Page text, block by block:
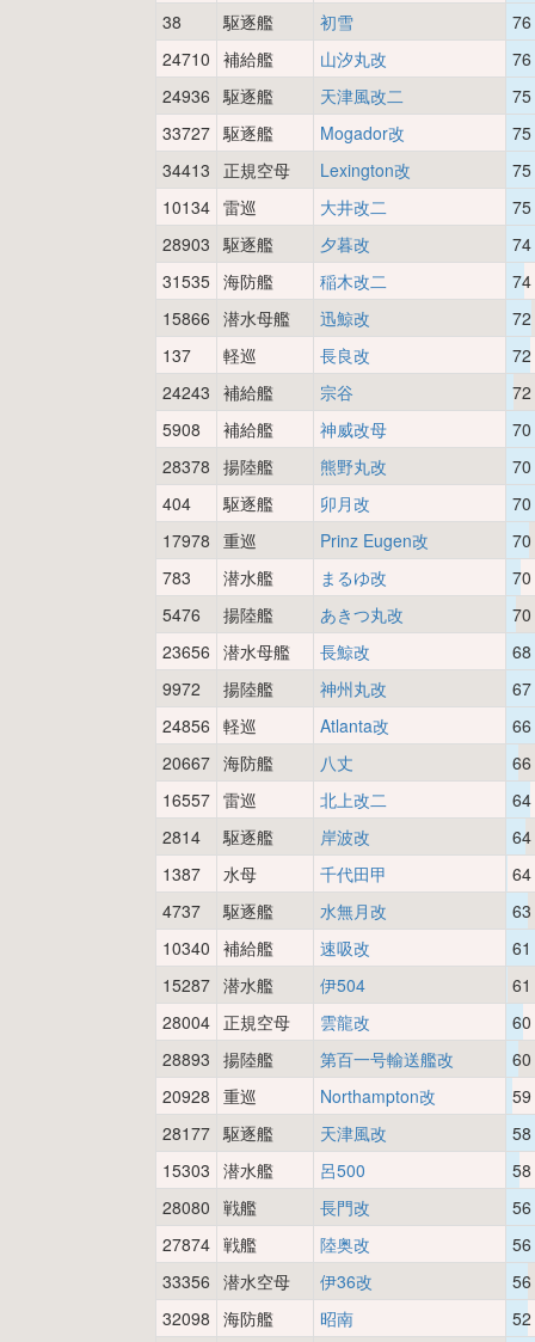
38
駆逐艦 初雪
76
24710 補給艦 山汐丸改
76
24936 駆逐艦 天津風改二
75
33727 駆逐艦 Mogador改
75
34413
正規空母 Lexington改
75
10134 雷巡 大井改二
75
28903 駆逐艦 夕暮改
74
31535 海防艦 稲木改二
74
15866 潜水母艦 迅鯨改
72
137
軽巡 長良改
72
24243 補給艦 宗谷
72
5908
補給艦 神威改母
70
28378 揚陸艦 熊野丸改
70
404
駆逐艦 卯月改
70
17978 重巡 Prinz Eugen改
70
783
潜水艦 まるゆ改
70
5476
揚陸艦 あきつ丸改
70
23656 潜水母艦 長鯨改
68
9972
揚陸艦 神州丸改
67
24856 軽巡 Atlanta改
66
20667 海防艦 八丈
66
16557 雷巡 北上改二
64
2814
駆逐艦 岸波改
64
1387
水母 千代田甲
64
4737
駆逐艦 水無月改
63
10340 補給艦 速吸改
61
15287 潜水艦 伊504
61
28004 正規空母 雲龍改
60
28893 揚陸艦 第百一号輸送艦改
60
20928 重巡 Northampton改
59
28177 駆逐艦 天津風改
58
15303 潜水艦 呂500
58
28080 戦艦 長門改
56
27874 戦艦 陸奥改
56
33356 潜水空母 伊36改
56
32098 海防艦 昭南
52